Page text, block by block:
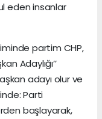
eden insanlar
partim CHP,
Adaylığı’’
adayı olur ve
Parti
başlayarak,